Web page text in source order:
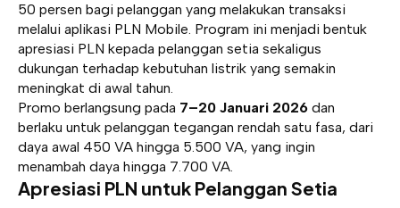
50 persen bagi pelanggan yang melakukan transaksi
melalui aplikasi PLN Mobile. Program ini menjadi bentuk
apresiasi PLN kepada pelanggan setia sekaligus
dukungan terhadap kebutuhan listrik yang semakin
meningkat di awal tahun.
Promo berlangsung pada 7–20 Januari 2026 dan
berlaku untuk pelanggan tegangan rendah satu fasa, dari
daya awal 450 VA hingga 5.500 VA, yang ingin
menambah daya hingga 7.700 VA.
Apresiasi PLN untuk Pelanggan Setia